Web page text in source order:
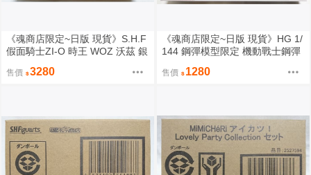
《魂商店限定~日版 現貨》S.H.F
假面騎士ZI-O 時王 WOZ 沃茲 銀
F（全新未拆封）
售價 3280
《魂商店限定~日版 現貨》HG 1/
144 鋼彈模型限定 機動戰士鋼彈
新未拆封）
售價 1280